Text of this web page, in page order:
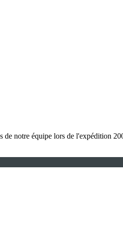
de notre équipe lors de l'expédition